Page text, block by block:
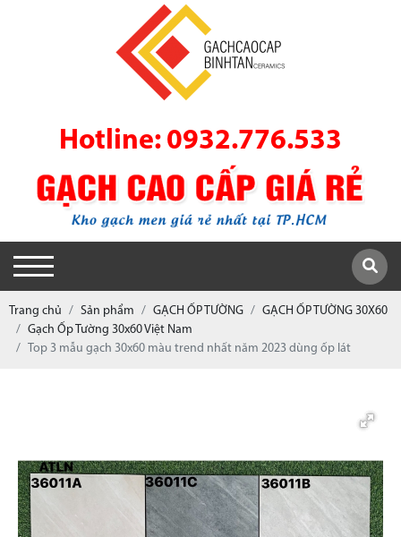
Hotline: 0932.776.533
Trang chủ Sản phẩm GẠCH ỐP TƯỜNG
GẠCH ỐP TƯỜNG 30X60
Gạch Ốp Tường 30x60 Việt Nam
Top 3 mẫu gạch 30x60 màu trend nhất năm 2023 dùng ốp lát